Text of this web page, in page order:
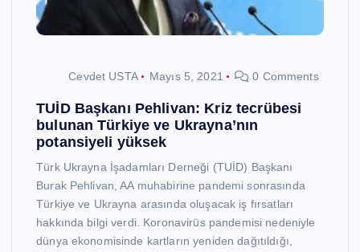
Cevdet USTA Mayıs 5, 2021 0 Comments
TUİD Başkanı Pehlivan: Kriz tecrübesi
bulunan Türkiye ve Ukrayna’nın
potansiyeli yüksek
Türk Ukrayna İşadamları Derneği (TUİD) Başkanı
Burak Pehlivan, AA muhabirine pandemi sonrasında
Türkiye ve Ukrayna arasında oluşacak iş fırsatları
hakkında bilgi verdi. Koronavirüs pandemisi nedeniyle
dünya ekonomisinde kartların yeniden dağıtıldığı,